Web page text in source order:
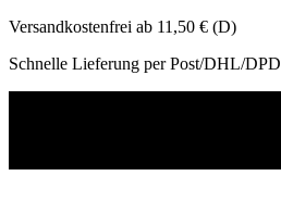
Versandkostenfrei ab 11,50 € (D)
Schnelle Lieferung per Post/DHL/DPD